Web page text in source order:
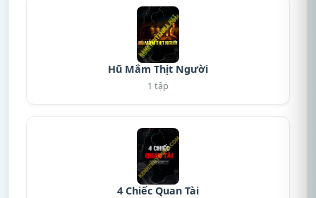
Hũ Mắm Thịt Người
1 tập
4 Chiếc Quan Tài